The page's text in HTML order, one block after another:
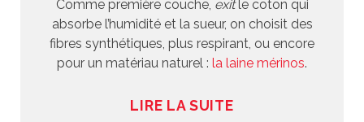
Comme première couche, exitle coton qui
absorbe l’humidité et la sueur, on choisit des
fibres synthétiques, plus respirant, ou encore
pour un matériau naturel : la laine mérinos.
LIRE LA SUITE